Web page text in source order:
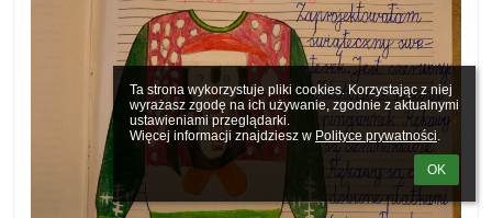
Ta strona wykorzystuje pliki cookies. Korzystając z niej
wyrażasz zgodę na ich używanie, zgodnie z aktualnymi
ustawieniami przeglądarki.
Więcej informacji znajdziesz w Polityce prywatności.
OK